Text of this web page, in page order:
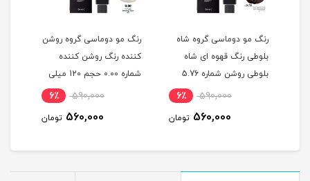
رنگ مو دوماسی گروه شاه
بلوطی رنگ قهوه ای شاه
بلوطی روشن شماره 5.76
590,000 6٪
560,000 تومان
رنگ مو دوماسی گروه روشن
کننده رنگ روشن کننده
شماره 0.00 حجم 120 میلی
590,000 6٪
560,000 تومان